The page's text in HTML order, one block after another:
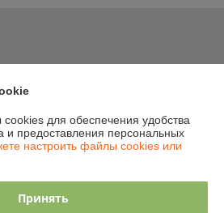
для обеспечения удобства
и предоставления персональных
настроить файлы cookies или
Принять